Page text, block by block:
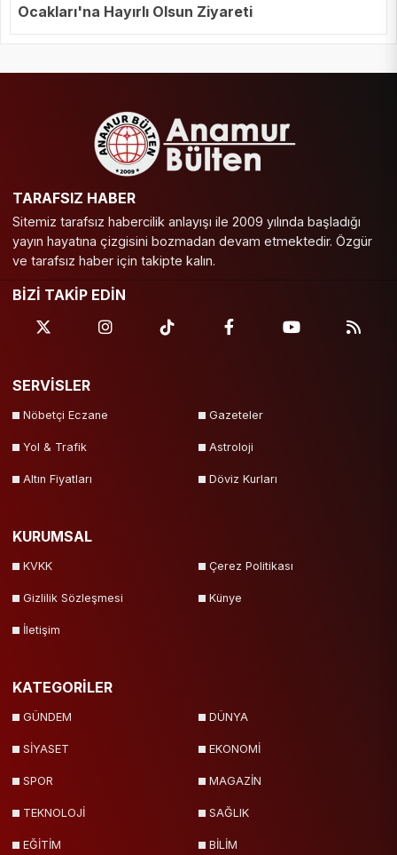
Ocakları'na Hayırlı Olsun Ziyareti
TARAFSIZ HABER
Sitemiz tarafsız habercilik anlayışı ile 2009 yılında başladığı
yayın hayatına çizgisini bozmadan devam etmektedir. Özgür
ve tarafsız haber için takipte kalın.
BİZİ TAKİP EDİN
SERVİSLER
Nöbetçi Eczane Gazeteler
Yol & Trafik Astroloji
Altın Fiyatları Döviz Kurları
KURUMSAL
KVKK Çerez Politikası
Gizlilik Sözleşmesi Künye
İletişim
KATEGORİLER
GÜNDEM DÜNYA
SİYASET EKONOMİ
SPOR MAGAZİN
TEKNOLOJİ SAĞLIK
EĞİTİM BİLİM